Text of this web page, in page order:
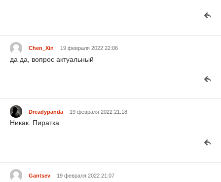
Chen_Xin 19 февраля 2022 22:06
да да, вопрос актуальный
Dreadypanda 19 февраля 2022 21:18
Никак. Пиратка
Gantsev 19 февраля 2022 21:07